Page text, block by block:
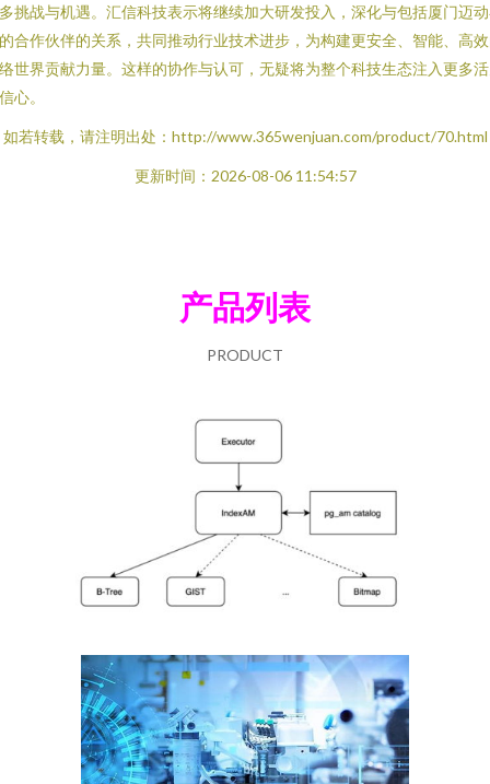
挑战与机遇。汇信科技表示将继续加大研发投入，深化与包括厦门迈
合作伙伴的关系，共同推动行业技术进步，为构建更安全、智能、高
世界贡献力量。这样的协作与认可，无疑将为整个科技生态注入更多
心。
如若转载，请注明出处：http://www.365wenjuan.com/product/70.html
更新时间：2026-08-06 11:54:57
产品列表
PRODUCT